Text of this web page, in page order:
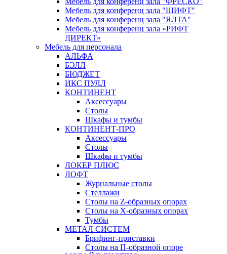
Мебель для конференц зала "ШИФТ"
Мебель для конференц зала "ЯЛТА"
Мебель для конференц зала «РИФТ
ДИРЕКТ»
Мебель для персонала
АЛЬФА
БЭЛЛ
БЮДЖЕТ
ИКС ПУЛЛ
КОНТИНЕНТ
Аксессуары
Столы
Шкафы и тумбы
КОНТИНЕНТ-ПРО
Аксессуары
Столы
Шкафы и тумбы
ЛОКЕР ПЛЮС
ЛОФТ
Журнальные столы
Стеллажи
Столы на Z-образных опорах
Столы на Х-образных опорах
Тумбы
МЕТАЛ СИСТЕМ
Брифинг-приставки
Столы на П-образной опоре